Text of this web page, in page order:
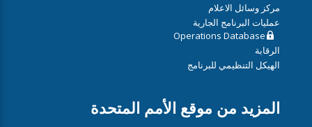
مركز وسائل الاعلام
عمليات البرنامج الجارية
Operations Database
الرقابة
الهيكل التنظيمي للبرنامج
المزيد من موقع الأمم المتحدة